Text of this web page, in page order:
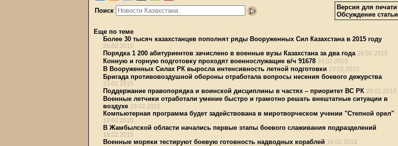
Поиск
Версия для печати
Обсуждение статьи
Еще по теме
Более 30 тысяч казахстанцев пополнят ряды Вооруженных Сил Казахстана в 2015 году
26.02.2015
Порядка 1 200 абитуриентов зачислено в военные вузы Казахстана за два года 26.02.2015
Конную и горную подготовку проходят военнослужащие в/ч 91678 24.02.2015
В Вооруженных Силах РК выросла интенсивность летной подготовки 23.02.2015
Бригада противовоздушной обороны отработала вопросы несения боевого дежурства
23.02.2015
Поддержание правопорядка и воинской дисциплины в частях – приоритет ВС РК 20.02.2015
Военные летчики отработали умение быстро и грамотно решать внештатные ситуации в
воздухе 19.02.2015
Компьютерная программа будет задействована в миротворческом учении "Степной орел"
19.02.2015
В Жамбылской области начались первые этапы боевого слаживания подразделений
18.02.2015
Военные моряки тестируют боевую готовность надводных кораблей 16.02.2015